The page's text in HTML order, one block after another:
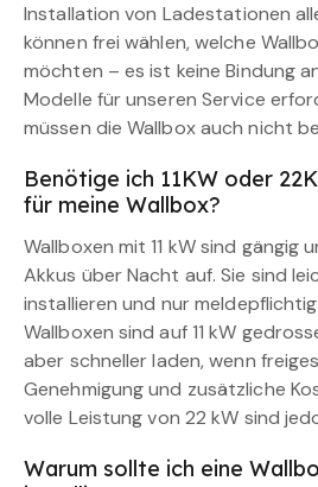
Installation von Ladestationen
können frei wählen, welche
möchten – es ist keine Bindung
Modelle für unseren Service
müssen die Wallbox auch nicht
Benötige ich 11KW oder
für meine Wallbox?
Wallboxen mit 11 kW sind gängig
Akkus über Nacht auf. Sie sind
installieren und nur
Wallboxen sind auf 11 kW
aber schneller laden, wenn
Genehmigung und zusätzliche
volle Leistung von 22 kW sind
Warum sollte ich eine